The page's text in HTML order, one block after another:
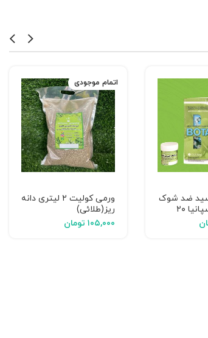
ضد شوک
بوتامیسل اسپانیا ۲۰
اتمام موجودی
ورمی کولیت ۲ لیتری دانه
ریز(طلائی)
۱۰۵,۰۰۰ تومان